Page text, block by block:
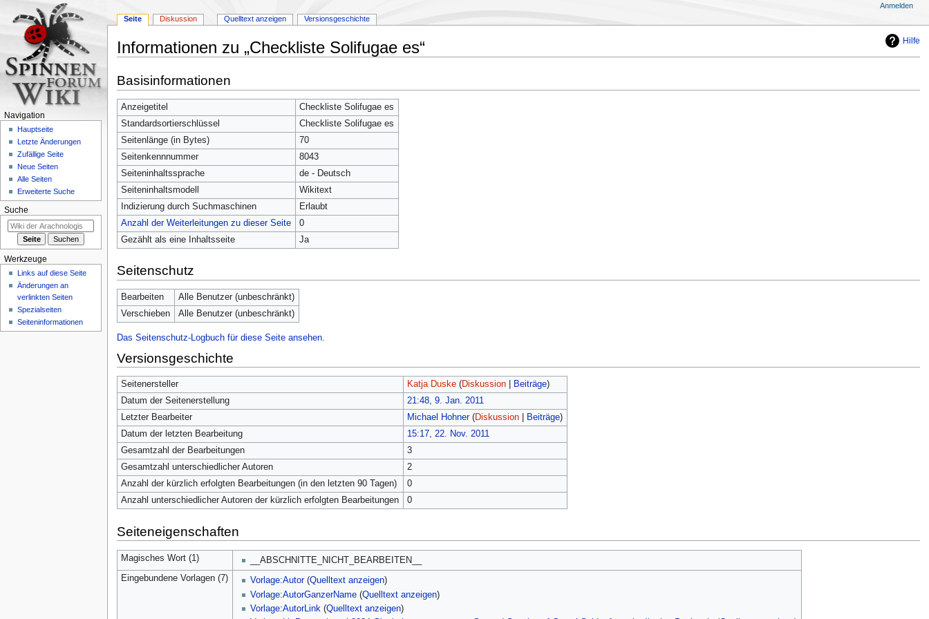
Hilfe
Informationen zu „Checkliste Solifugae es“
Navigation
springen
Suche
springen
Basisinformationen
Anzeigetitel
Checkliste Solifugae es
Standardsortierschlüssel
Checkliste Solifugae es
Seitenlänge (in Bytes)
70
Seitenkennnummer
8043
Seiteninhaltssprache
de - Deutsch
Seiteninhaltsmodell
Wikitext
Indizierung durch Suchmaschinen
Erlaubt
Anzahl der Weiterleitungen zu dieser Seite
0
Gezählt als eine Inhaltsseite
Ja
Seitenschutz
Bearbeiten
Alle Benutzer (unbeschränkt)
Verschieben
Alle Benutzer (unbeschränkt)
Das Seitenschutz-Logbuch für diese Seite ansehen.
Versionsgeschichte
Seitenersteller Katja Duske (Diskussion| Beiträge)
Datum der Seitenerstellung
21:48, 9. Jan. 2011
Letzter Bearbeiter
Michael Hohner (Diskussion| Beiträge)
Datum der letzten Bearbeitung
15:17, 22. Nov. 2011
Gesamtzahl der Bearbeitungen
3
Gesamtzahl unterschiedlicher Autoren
2
Anzahl der kürzlich erfolgten Bearbeitungen (in den letzten 90 Tagen)
0
Anzahl unterschiedlicher Autoren der kürzlich erfolgten Bearbeitungen
0
Seiteneigenschaften
Magisches Wort (1)
__ABSCHNITTE_NICHT_BEARBEITEN__
Eingebundene Vorlagen (7)
Vorlage:Autor(Quelltext anzeigen)
Vorlage:AutorGanzerName (Quelltext anzeigen)
Vorlage:AutorLink (Quelltext anzeigen)
Seite Diskussion Quelltext anzeigen Versionsgeschichte
Anmelden
Navigation
Hauptseite
Letzte Änderungen
Zufällige Seite
Neue Seiten
Alle Seiten
Erweiterte Suche
Suche
Werkzeuge
Links auf diese Seite
Änderungen an
verlinkten Seiten
Spezialseiten
Seiten­­informationen